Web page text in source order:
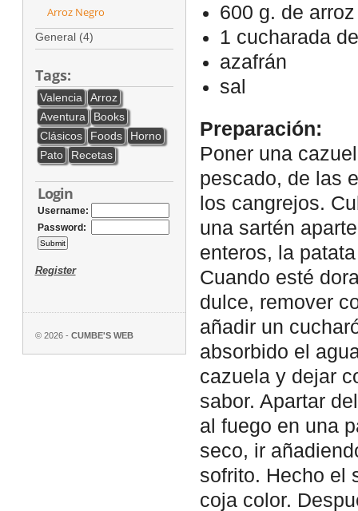
Arroz Negro
General (4)
Tags:
Valencia
Arroz
Aventura
Books
Clásicos
Foods
Horno
Pato
Recetas
Login
Username:
Password:
Register
© 2026 - CUMBE'S WEB
600 g. de
1 cucharada
azafrán
sal
Preparación:
Poner una
pescado, de las
los cangrejos.
una sartén
enteros, la
Cuando esté
dulce, remover
añadir un
absorbido el
cazuela y dejar
sabor. Apartar
al fuego en una
seco, ir
sofrito. Hecho el
coja color.